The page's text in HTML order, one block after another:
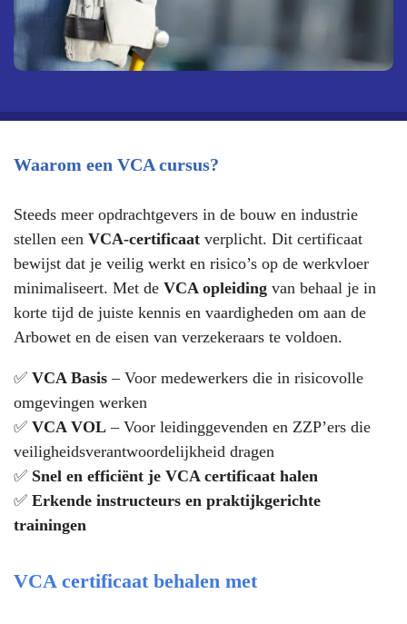
Waarom een VCA cursus?
Steeds meer opdrachtgevers in de bouw en industrie
stellen een VCA-certificaat verplicht. Dit certificaat
bewijst dat je veilig werkt en risico’s op de werkvloer
minimaliseert. Met de VCA opleiding van behaal je in
korte tijd de juiste kennis en vaardigheden om aan de
Arbowet en de eisen van verzekeraars te voldoen.
✅ VCA Basis – Voor medewerkers die in risicovolle
omgevingen werken
✅ VCA VOL – Voor leidinggevenden en ZZP’ers die
veiligheidsverantwoordelijkheid dragen
✅ Snel en efficiënt je VCA certificaat halen
✅ Erkende instructeurs en praktijkgerichte
trainingen
VCA certificaat behalen met